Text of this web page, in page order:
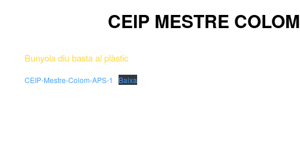
CEIP MESTRE COLOM
Bunyola diu basta al plàstic
CEIP-Mestre-Colom-APS-1 Baixa